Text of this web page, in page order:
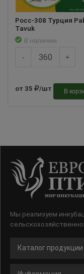
Росс-308 Турция
Tavuk
В наличии
- +
от 35 /шт В
Мы реализуем
Каталог продукции